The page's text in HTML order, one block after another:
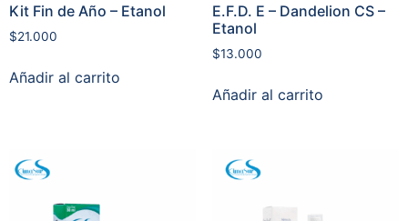
Kit Fin de Año – Etanol
$21.000
Añadir al carrito
E.F.D. E – Dandelion CS –
Etanol
$13.000
Añadir al carrito